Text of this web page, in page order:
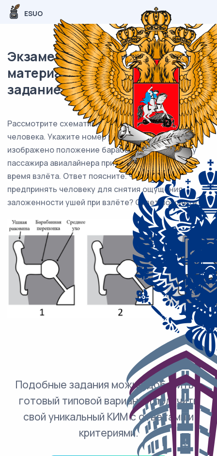
ESUO
Экзаменационный (типовой)
материал ЕГЭ / Биология / 24
задание (24) / 08
Рассмотрите схематичные изображения уха
человека. Укажите номер рисунка, на котором
изображено положение барабанной перепонки у
пассажира авиалайнера при наборе высоты во
время взлёта. Ответ поясните. Что следует
предпринять человеку для снятия ощущения
заложенности ушей при взлёте? Ответ поясните.
Подобные задания можно добавить в
готовый типовой вариант и получить
свой уникальный КИМ с ответами и
критериями.